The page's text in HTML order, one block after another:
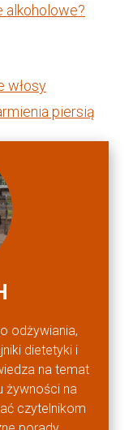
alkoholowe?
włosy
piersią
odżywiania,
dietetyki i
na temat
żywności na
czytelnikom